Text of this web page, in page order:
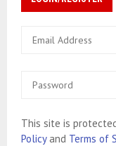
This site is
Policyand Terms of